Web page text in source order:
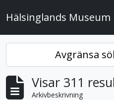
Hälsinglands Museum
Avgränsa
Visar 311
Arkivbeskrivning